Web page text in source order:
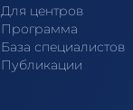
Для центров
Программа
База специалистов
Публикации